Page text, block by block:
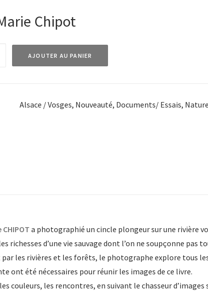
Chipot
AJOUTER AU PANIER
Alsace / Vosges, Nouveauté, Documents/ Essais, Nature
a photographié un cincle plongeur sur une rivière
richesses d’une vie sauvage dont l’on ne soupçonne pas
les rivières et les forêts, le photographe explore tous
ont été nécessaires pour réunir les images de ce livre.
couleurs, les rencontres, en suivant le chasseur d’images